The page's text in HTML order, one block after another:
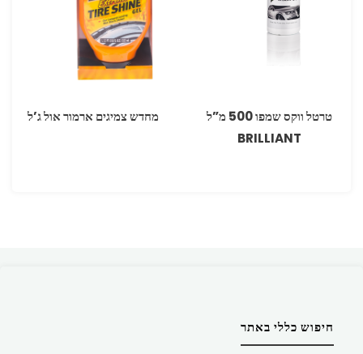
טרטל ווקס שמפו 500 מ”ל
BRILLIANT
מחדש צמיגים ארמור אול ג’ל
חיפוש כללי באתר